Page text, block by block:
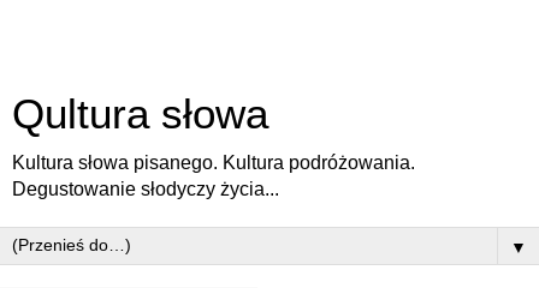
Qultura słowa
Kultura słowa pisanego. Kultura podróżowania.
Degustowanie słodyczy życia...
▼